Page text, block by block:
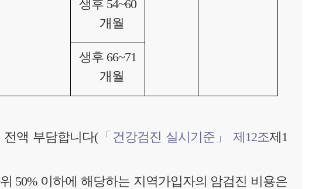
생후 54~60
개월
생후 66~71
개월
액 부담합니다(「건강검진 실시기준」 제12조제1
50% 이하에 해당하는 지역가입자의 암검진 비용은